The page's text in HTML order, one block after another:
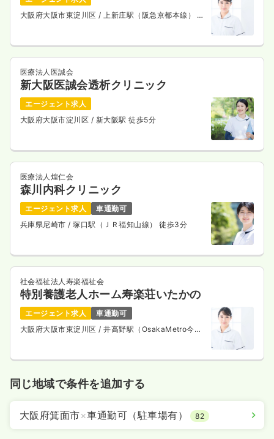
大阪府大阪市東淀川区 / 上新庄駅（阪急京都本線） 徒
医療法人医誠会
新大阪医誠会透析クリニック
エージェント求人
大阪府大阪市淀川区 / 新大阪駅 徒歩5分
医療法人煌仁会
森川内科クリニック
エージェント求人
車通勤可
兵庫県尼崎市 / 塚口駅（ＪＲ福知山線） 徒歩3分
社会福祉法人寿楽福祉会
特別養護老人ホーム寿楽荘いたかの
エージェント求人
車通勤可
大阪府大阪市東淀川区 / 井高野駅（OsakaMetro今里
同じ地域で条件を追加する
大阪府箕面市×車通勤可（駐車場有） 82